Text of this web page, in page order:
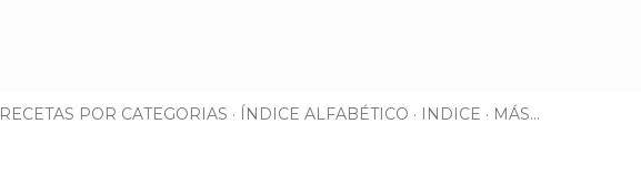
RECETAS POR CATEGORIAS ÍNDICE ALFABÉTICO INDICE MÁS…